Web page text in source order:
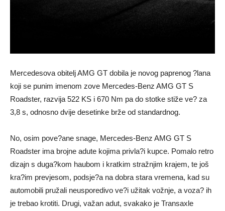
Mercedesova obitelj AMG GT dobila je novog paprenog ?lana
koji se punim imenom zove Mercedes-Benz AMG GT S
Roadster, razvija 522 KS i 670 Nm pa do stotke stiže ve? za
3,8 s, odnosno dvije desetinke brže od standardnog.
No, osim pove?ane snage, Mercedes-Benz AMG GT S
Roadster ima brojne adute kojima privla?i kupce. Pomalo retro
dizajn s duga?kom haubom i kratkim stražnjim krajem, te još
kra?im prevjesom, podsje?a na dobra stara vremena, kad su
automobili pružali neusporedivo ve?i užitak vožnje, a voza? ih
je trebao krotiti. Drugi, važan adut, svakako je Transaxle